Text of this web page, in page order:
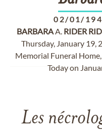
02/01/
BARBARAA. RIDER
Thursday, January 19,
Memorial Funeral
Today on
Les